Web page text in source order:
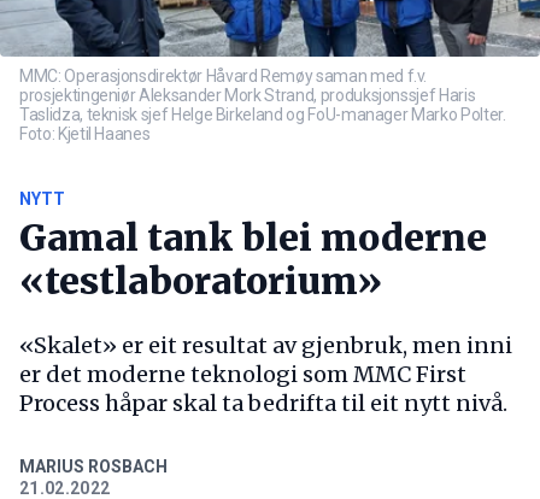
MMC: Operasjonsdirektør Håvard Remøy saman med f.v.
prosjektingeniør Aleksander Mork Strand, produksjonssjef Haris
Taslidza, teknisk sjef Helge Birkeland og FoU-manager Marko Polter.
Foto: Kjetil Haanes
NYTT
Gamal tank blei moderne
«testlaboratorium»
«Skalet» er eit resultat av gjenbruk, men inni
er det moderne teknologi som MMC First
Process håpar skal ta bedrifta til eit nytt nivå.
MARIUS ROSBACH
21.02.2022